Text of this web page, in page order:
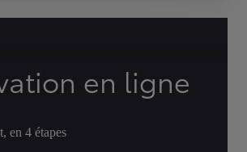
en ligne
en 4 étapes